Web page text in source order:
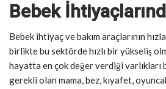
Bebek
Bebek ihtiyaç ve bakım araçlarının
birlikte bu sektörde hızlı bir yükseliş
hayatta en çok değer verdiği varlıkları
gerekli olan mama, bez, kıyafet,